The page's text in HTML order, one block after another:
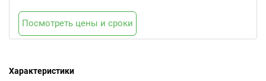
Характеристики
Посмотреть цены и сроки